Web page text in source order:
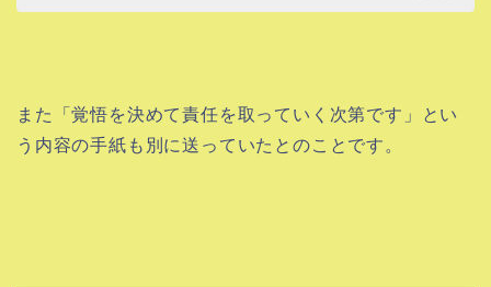
また「覚悟を決めて責任を取っていく次第です」とい
う内容の手紙も別に送っていたとのことです。